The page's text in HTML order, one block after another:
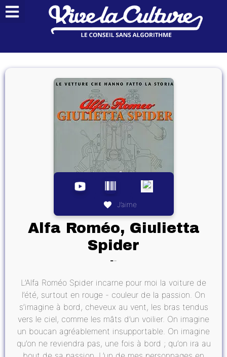
J’aime
Alfa Roméo, Giulietta
Spider
L’Alfa Roméo Spider incarne pour moi la voiture de
l’été, surtout en rouge - couleur de la passion. On
s’imagine à bord, cheveux au vent, les bras tendus
vers le ciel, comme les mâts d’un voilier. On imagine
un boucan agréablement insupportable. On imagine
qu’on ne reviendra pas, une fois à bord ; qu’on ira au